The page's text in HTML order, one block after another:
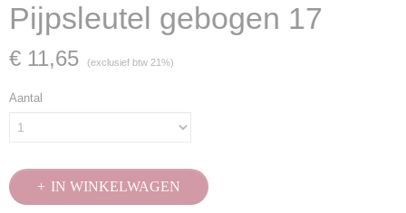
Pijpsleutel gebogen 17
€ 11,65 (exclusief btw 21%)
Aantal
IN WINKELWAGEN